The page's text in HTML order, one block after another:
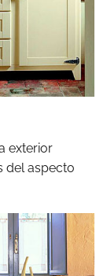
exterior
del aspecto